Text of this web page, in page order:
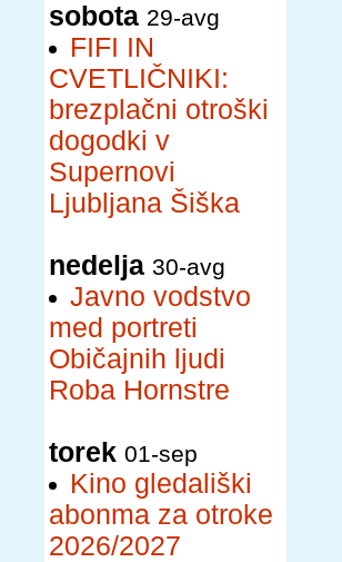
sobota 29-avg
FIFI IN
CVETLIČNIKI:
brezplačni otroški
dogodki v
Supernovi
Ljubljana Šiška
nedelja 30-avg
Javno vodstvo
med portreti
Običajnih ljudi
Roba Hornstre
torek 01-sep
Kino gledališki
abonma za otroke
2026/2027